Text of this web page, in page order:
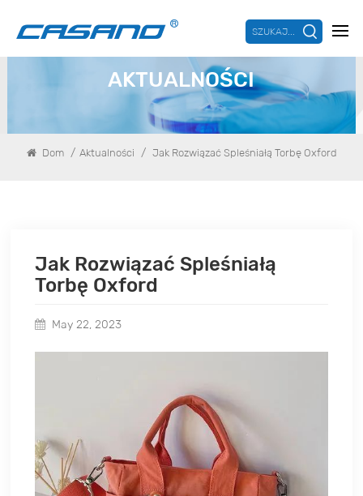
SZUKAJ...
AKTUALNOŚCI
Dom / Aktualności / Jak Rozwiązać Spleśniałą Torbę Oxford
Jak Rozwiązać Spleśniałą
Torbę Oxford
May 22, 2023